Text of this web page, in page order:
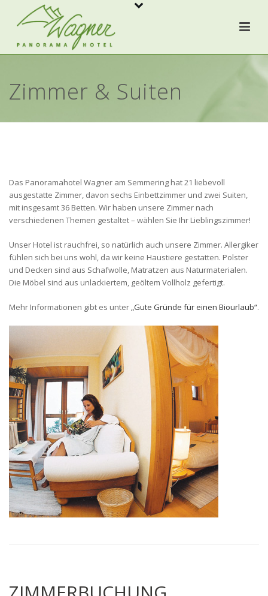
Zimmer & Suiten
Das Panoramahotel Wagner am Semmering hat 21 liebevoll
ausgestatte Zimmer, davon sechs Einbettzimmer und zwei Suiten,
mit insgesamt 36 Betten. Wir haben unsere Zimmer nach
verschiedenen Themen gestaltet – wählen Sie Ihr Lieblingszimmer!
Unser Hotel ist rauchfrei, so natürlich auch unsere Zimmer. Allergiker
fühlen sich bei uns wohl, da wir keine Haustiere gestatten. Polster
und Decken sind aus Schafwolle, Matratzen aus Naturmaterialen.
Die Möbel sind aus unlackiertem, geöltem Vollholz gefertigt.
Mehr Informationen gibt es unter „Gute Gründe für einen Biourlaub“.